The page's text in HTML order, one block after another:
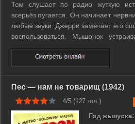
Том слушает по радио жуткую
всерьёз пугается. Он начинает
любые звуки. Джерри замечает его
воспользоваться. Мышонок
ловушек, чтобы ещё сильнее
признаки сверхъестественного
пока Джерри продолжает ...
Пес — нам не товарищ (1942)
4/5 (127 гол.)
Год выпуска: